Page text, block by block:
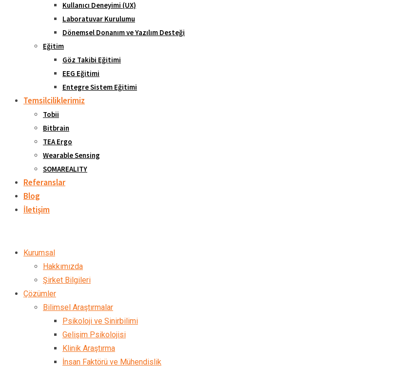
Kullanıcı Deneyimi (UX)
Laboratuvar Kurulumu
Dönemsel Donanım ve Yazılım Desteği
Eğitim
Göz Takibi Eğitimi
EEG Eğitimi
Entegre Sistem Eğitimi
Temsilciliklerimiz
Tobii
Bitbrain
TEA Ergo
Wearable Sensing
SOMAREALITY
Referanslar
Blog
İletişim
Kurumsal
Hakkımızda
Şirket Bilgileri
Çözümler
Bilimsel Araştırmalar
Psikoloji ve Sinirbilimi
Gelişim Psikolojisi
Klinik Araştırma
İnsan Faktörü ve Mühendislik